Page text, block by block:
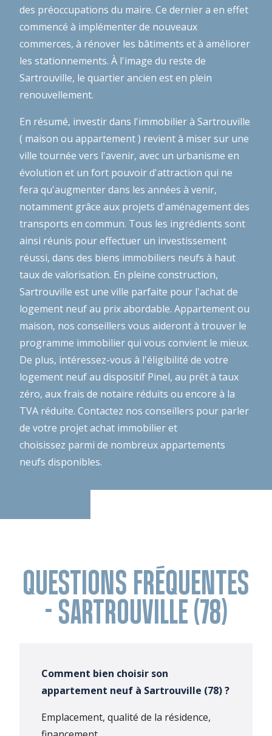
des préoccupations du maire. Ce dernier a en effet
commencé à implémenter de nouveaux
commerces, à rénover les bâtiments et à améliorer
les stationnements. À l'image du reste de
Sartrouville, le quartier ancien est en plein
renouvellement.
En résumé, investir dans l'immobilier à Sartrouville
( maison ou appartement ) revient à miser sur une
ville tournée vers l'avenir, avec un urbanisme en
évolution et un fort pouvoir d'attraction qui ne
fera qu'augmenter dans les années à venir,
notamment grâce aux projets d'aménagement des
transports en commun. Tous les ingrédients sont
ainsi réunis pour effectuer un investissement
réussi, dans des biens immobiliers neufs à haut
taux de valorisation. En pleine construction,
Sartrouville est une ville parfaite pour l'achat de
logement neuf au prix abordable. Appartement ou
maison, nos conseillers vous aideront à trouver le
programme immobilier qui vous convient le mieux.
De plus, intéressez-vous à l'éligibilité de votre
logement neuf au dispositif Pinel, au prêt à taux
zéro, aux frais de notaire réduits ou encore à la
TVA réduite. Contactez nos conseillers pour parler
de votre projet achat immobilier et
choisissez parmi de nombreux appartements
neufs disponibles.
QUESTIONS FRÉQUENTES
- SARTROUVILLE (78)
Comment bien choisir son
appartement neuf à Sartrouville (78) ?
Emplacement, qualité de la résidence,